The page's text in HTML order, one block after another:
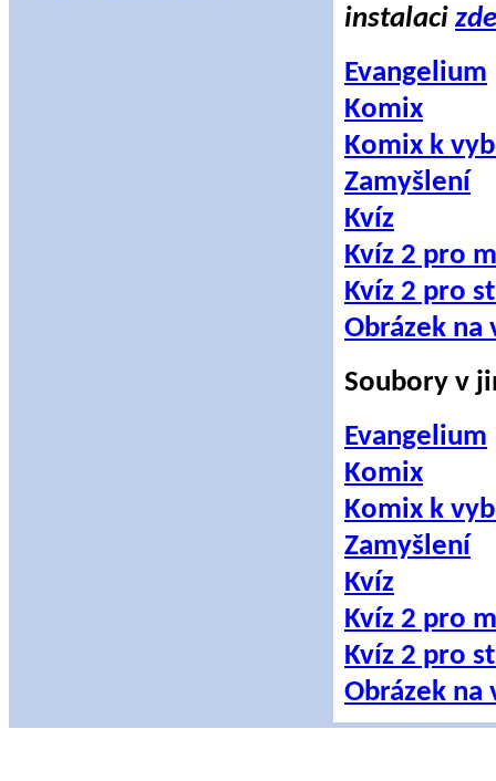
instalaci zde
Evangelium
Komix
Komix k
Zamyšlení
Kvíz
Kvíz 2 pro
Kvíz 2 pro
Obrázek na
Soubory v
Evangelium
Komix
Komix k
Zamyšlení
Kvíz
Kvíz 2 pro
Kvíz 2 pro
Obrázek na